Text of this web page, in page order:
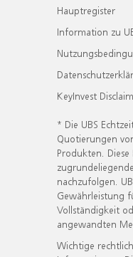
Hauptregister
Information zu
KeyInvest
* Die UBS
Quotierungen
Produkten.
nachzufolgen.
Gewährleistung
Vollständigkeit
angewandten
Wichtige